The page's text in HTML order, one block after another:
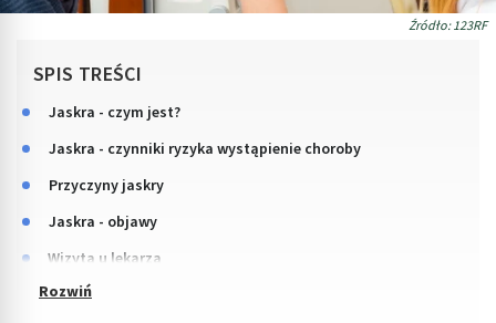
Źródło: 123RF
SPIS TREŚCI
Jaskra - czym jest?
Jaskra - czynniki ryzyka wystąpienie choroby
Przyczyny jaskry
Jaskra - objawy
Wizyta u lekarza